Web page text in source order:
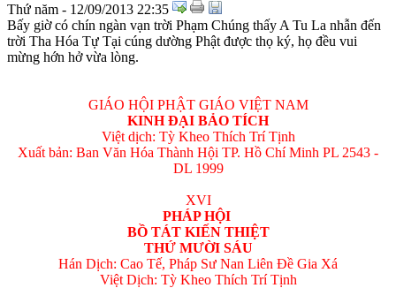
Thứ năm - 12/09/2013 22:35
Bấy giờ có chín ngàn vạn trời Phạm Chúng thấy A Tu La nhẫn đến
trời Tha Hóa Tự Tại cúng dường Phật được thọ ký, họ đều vui
mừng hớn hở vừa lòng.
GIÁO HỘI PHẬT GIÁO VIỆT NAM
KINH ÐẠI BẢO TÍCH
Việt dịch: Tỳ Kheo Thích Trí Tịnh
Xuất bản: Ban Văn Hóa Thành Hội TP. Hồ Chí Minh PL 2543 -
DL 1999
XVI
PHÁP HỘI
BỒ TÁT KIẾN THIỆT
THỨ MƯỜI SÁU
Hán Dịch: Cao Tế, Pháp Sư Nan Liên Đề Gia Xá
Việt Dịch: Tỳ Kheo Thích Trí Tịnh